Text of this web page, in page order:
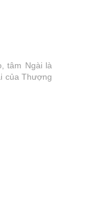
tâm Ngài là
của Thượng